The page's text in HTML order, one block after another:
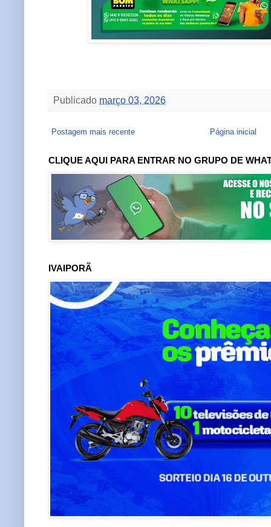
Publicado março 03, 2026
Postagem mais recente Página inicial
CLIQUE AQUI PARA ENTRAR NO GRUPO DE
IVAIPORÃ